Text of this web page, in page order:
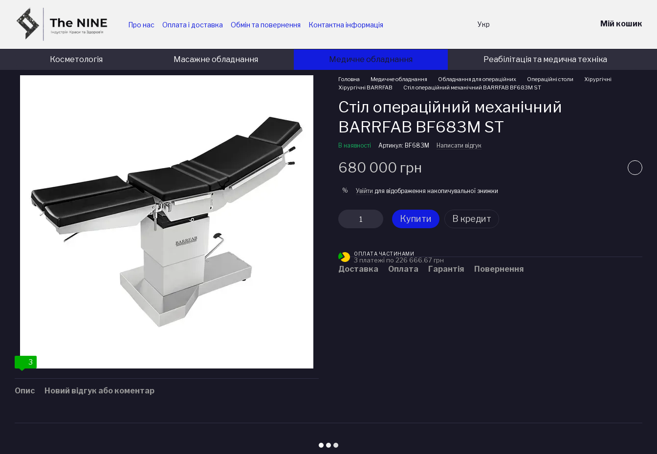
Перейти до основного контенту
Про нас Оплата і доставка Обмін та повернення
Контактна інформація
Укр Мій кошик
Косметологія Масажне обладнання Медичне обладнання Реабілітація та медична техніка
3
Опис Новий відгук або коментар
Головна Медичне обладнання Обладнання для операційних Операційні столи
Хірургічні
Хірургічні BARRFAB
Стіл операційний механічний BARRFAB BF683M ST
Стіл операційний механічний
BARRFAB BF683M ST
В наявності Артикул: BF683M Написати відгук
680 000 грн
% Увійти для відображення накопичувальної знижки
Купити В кредит
ОПЛАТА ЧАСТИНАМИ
3 платежі по 226 666.67 грн
Доставка Оплата Гарантія Повернення